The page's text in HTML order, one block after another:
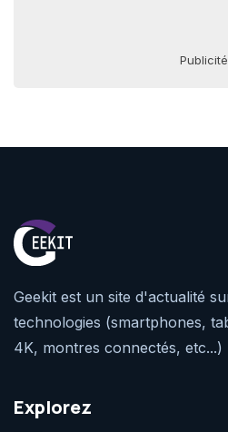
Publicité
Geekit est un site d'actualité
technologies (smartphones,
4K, montres connectés, etc...)
Explorez